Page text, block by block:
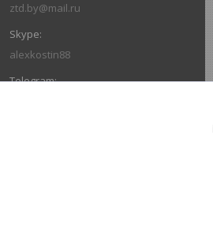
ztd.by@mail.ru
alexkostin88